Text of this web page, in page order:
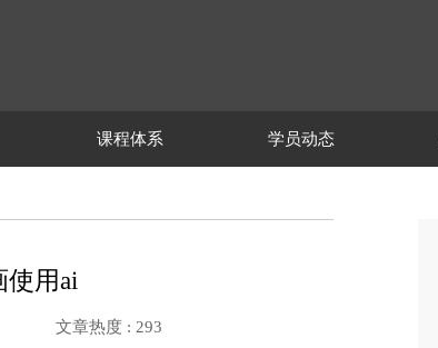
课程体系 学员动态
使用ai
文章热度 : 293